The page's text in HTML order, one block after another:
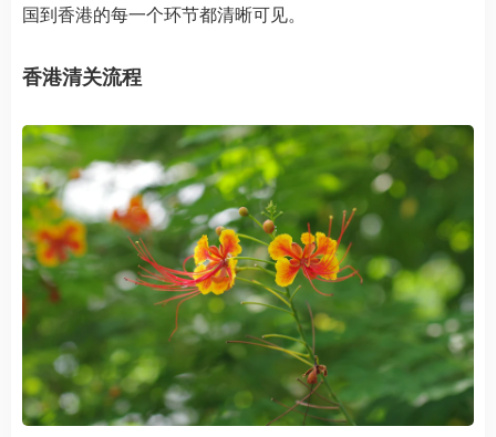
国到香港的每一个环节都清晰可见。
香港清关流程